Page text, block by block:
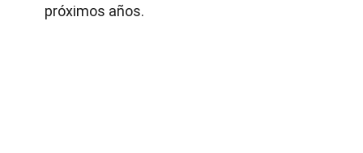
próximos años.